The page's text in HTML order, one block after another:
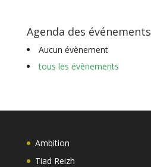
Agenda des événements
Aucun évènement
tous les évènements
Ambition
Tiad Reizh